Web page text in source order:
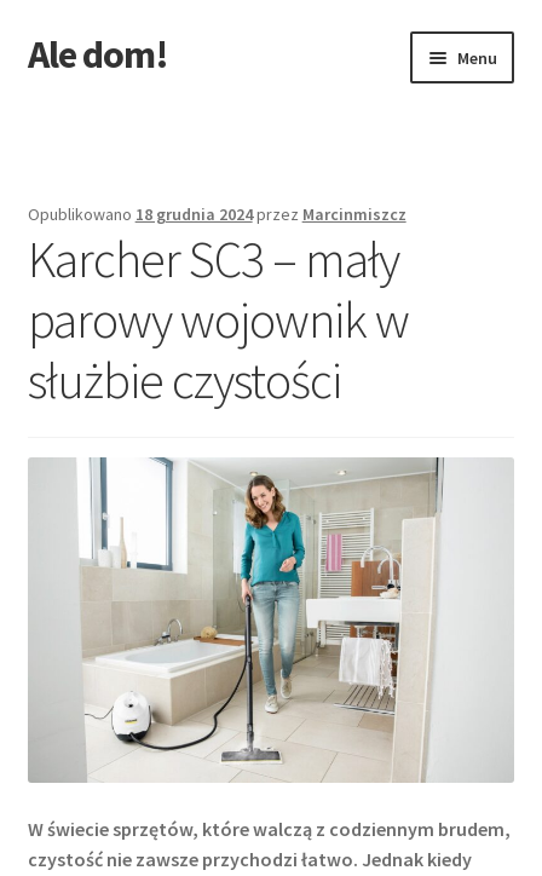
Przejdź
do
Przejdź
do
Ale dom! Menu
Opublikowano 18 grudnia 2024przez Marcinmiszcz
Karcher SC3 – mały
parowy wojownik w
służbie czystości
W świecie sprzętów, które walczą z codziennym brudem,
czystość nie zawsze przychodzi łatwo. Jednak kiedy